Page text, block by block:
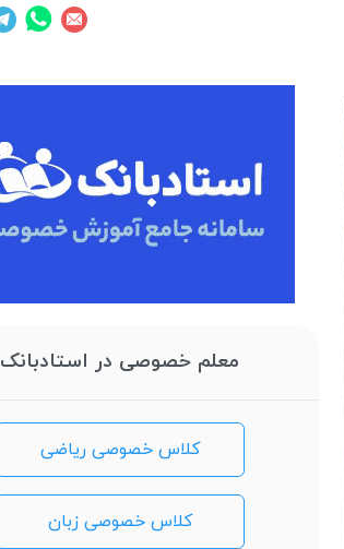
معلم خصوصی در استادبانک
کلاس خصوصی ریاضی
کلاس خصوصی زبان